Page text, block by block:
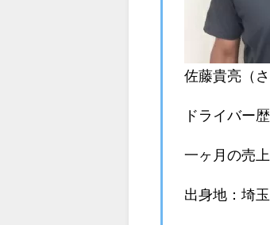
佐藤貴亮（
ドライバー
一ヶ月の売
出身地：埼